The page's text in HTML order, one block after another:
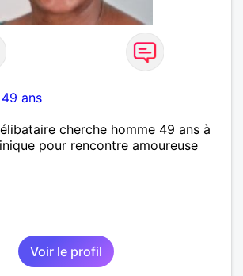
49 ans
cherche homme 49 ans à
pour rencontre amoureuse
Voir le profil